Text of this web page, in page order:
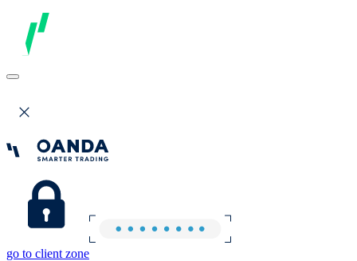
go to client zone